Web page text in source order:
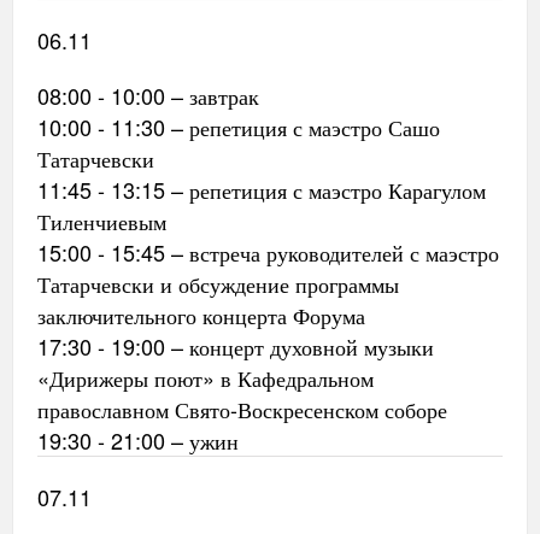
06.11
08:00 - 10:00 – завтрак
10:00 - 11:30 – репетиция с маэстро Сашо
Татарчевски
11:45 - 13:15 – репетиция с маэстро Карагулом
Тиленчиевым
15:00 - 15:45 – встреча руководителей с маэстро
Татарчевски и обсуждение программы
заключительного концерта Форума
17:30 - 19:00 – концерт духовной музыки
«Дирижеры поют» в Кафедральном
православном Свято-Воскресенском соборе
19:30 - 21:00 – ужин
07.11